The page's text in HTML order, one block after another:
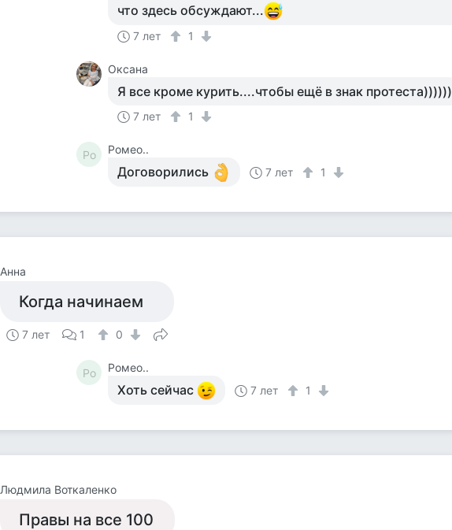
что здесь обсуждают...
7 лет 1
Оксана
Я все кроме курить....чтобы ещё в знак протеста))))))
7 лет 1
Ро Ромео..
Договорились 7 лет 1
Анна
Когда начинаем
7 лет 1 0
Ро Ромео..
Хоть сейчас 7 лет 1
Людмила Воткаленко
Правы на все 100